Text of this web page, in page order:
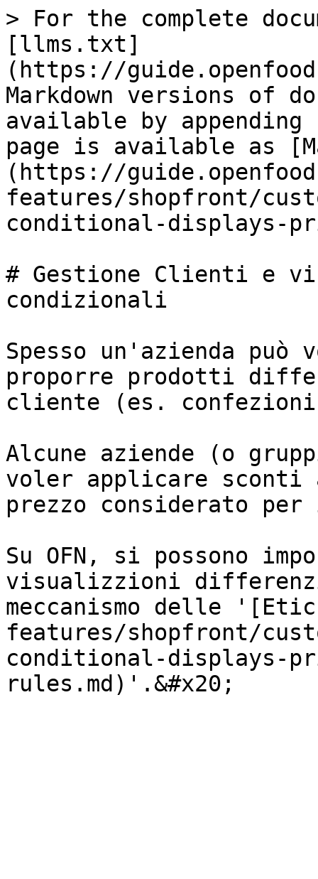
> For the complete
[llms.txt]
(https://
Markdown versions of
available by
page is available as
(https://
features/shopfront/
conditional-displays-
# Gestione Clienti e
condizionali
Spesso un'azienda
proporre prodotti
cliente (es.
Alcune aziende (o
voler applicare
prezzo considerato
Su OFN, si possono
visualizzioni
meccanismo delle
features/shopfront/
conditional-displays-